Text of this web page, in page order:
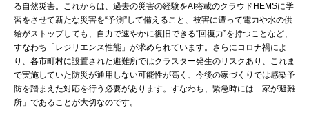
る自然災害。これからは、過去の災害の経験をAI搭載のクラウドHEMSに学
習をさせて新たな災害を“予測”して備えること、被害に遭って電力や水の供
給がストップしても、自力で速やかに復旧できる“回復力”を持つことなど、
すなわち「レジリエンス性能」が求められています。さらにコロナ禍によ
り、各市町村に設置された避難所ではクラスター発生のリスクあり、これま
で実施していた防災が通用しない可能性が高く、今後の家づくりでは感染予
防を踏まえた対応を行う必要があります。すなわち、緊急時には「家が避難
所」であることが大切なのです。